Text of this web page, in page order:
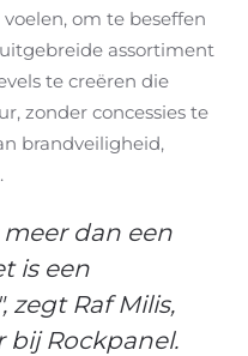
om te beseffen
assortiment
te creëren die
zonder concessies te
brandveiligheid,
meer dan een
is een
zegt Raf Milis,
Rockpanel.